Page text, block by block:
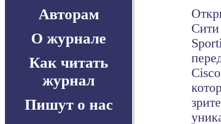
Авторам
О журнале
Как читать
журнал
Пишут о нас